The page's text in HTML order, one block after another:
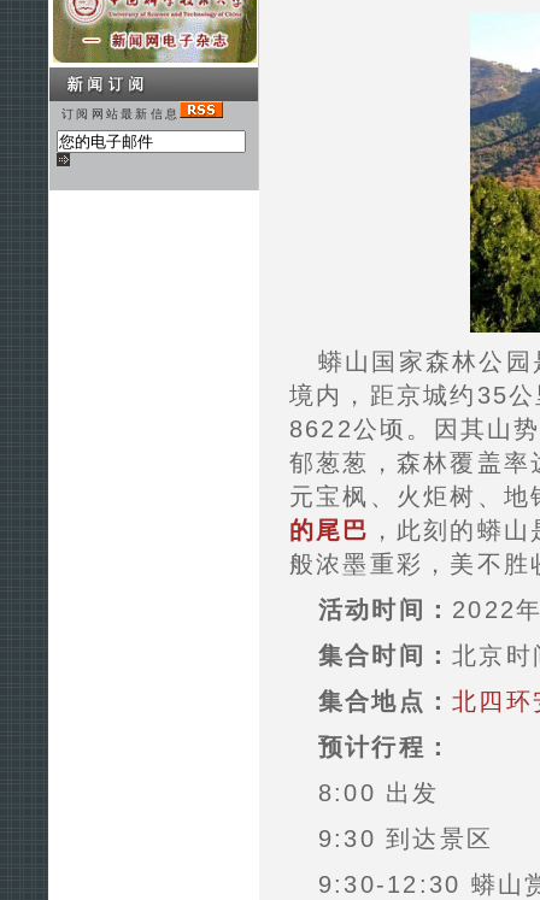
订阅网站最新信息
蟒山国家森林公
境内，距京城约35
8622公顷。因其山
郁葱葱，森林覆盖率
元宝枫、火炬树、
的尾巴 ，此刻的蟒
般浓墨重彩，美不胜
活动时间： 2022
集合时间：北京
集合地点：北四环
预计行程：
8:00 出发
9:30 到达景区
9:30-12:30 蟒山